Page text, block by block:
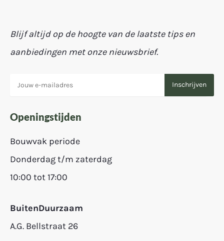
Blijf altijd op de hoogte van de laatste tips en
aanbiedingen met onze nieuwsbrief.
Openingstijden
Bouwvak periode
Donderdag t/m zaterdag
10:00 tot 17:00
BuitenDuurzaam
A.G. Bellstraat 26